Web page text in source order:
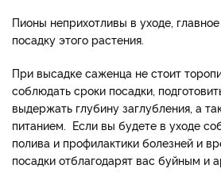
Пионы неприхотливы в уходе,
посадку этого растения.
При высадке саженца не стоит
соблюдать сроки посадки,
выдержать глубину заглубления, а
питанием. Если вы будете в уходе
полива и профилактики болезней и
посадки отблагодарят вас буйным и